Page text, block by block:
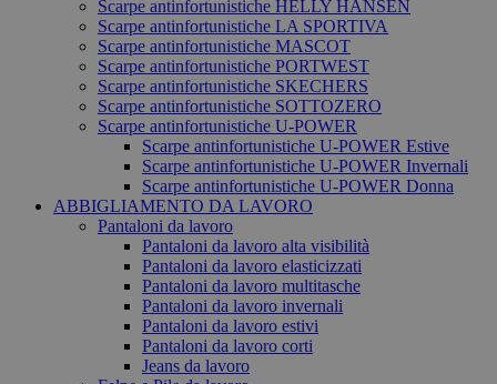
Scarpe antinfortunistiche HELLY HANSEN
Scarpe antinfortunistiche LA SPORTIVA
Scarpe antinfortunistiche MASCOT
Scarpe antinfortunistiche PORTWEST
Scarpe antinfortunistiche SKECHERS
Scarpe antinfortunistiche SOTTOZERO
Scarpe antinfortunistiche U-POWER
Scarpe antinfortunistiche U-POWER Estive
Scarpe antinfortunistiche U-POWER Invernali
Scarpe antinfortunistiche U-POWER Donna
ABBIGLIAMENTO DA LAVORO
Pantaloni da lavoro
Pantaloni da lavoro alta visibilità
Pantaloni da lavoro elasticizzati
Pantaloni da lavoro multitasche
Pantaloni da lavoro invernali
Pantaloni da lavoro estivi
Pantaloni da lavoro corti
Jeans da lavoro